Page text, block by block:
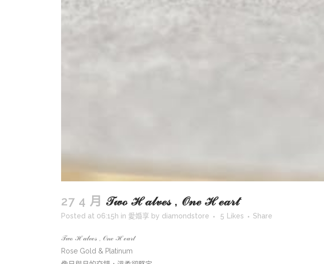
27 4 月 𝒯𝓌ℴ ℋ𝒶𝓁𝓋ℯ𝓈 , 𝒪𝓃ℯ ℋℯ𝒶𝓇𝓉
Posted at 06:15h in 愛婚享 by diamondstore 5 Likes Share
𝒯𝓌ℴ ℋ𝒶𝓁𝓋ℯ𝓈 , 𝒪𝓃ℯ ℋℯ𝒶𝓇𝓉
Rose Gold & Platinum